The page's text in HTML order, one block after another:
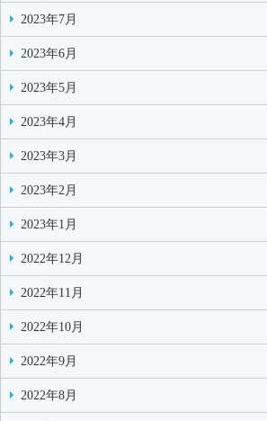
2023年7月
2023年6月
2023年5月
2023年4月
2023年3月
2023年2月
2023年1月
2022年12月
2022年11月
2022年10月
2022年9月
2022年8月